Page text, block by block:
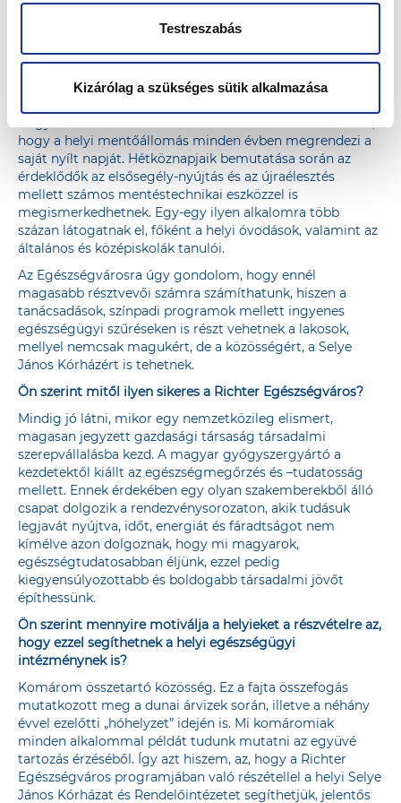
Testreszabás
Kizárólag a szükséges sütik alkalmazása
mellett a személyes higiénia fontosságáról, a
családalapításról, a közlekedési balesetek megelőzéséről,
mikéntjéről. A programhoz az adott év során számos
érdekes, interaktív, előadás és gyermekkoncert
kapcsolódik.
hogy a helyi mentőállomás minden évben megrendezi a
saját nyílt napját. Hétköznapjaik bemutatása során az
érdeklődők az elsősegély-nyújtás és az újraélesztés
mellett számos mentéstechnikai eszközzel is
megismerkedhetnek. Egy-egy ilyen alkalomra több
százan látogatnak el, főként a helyi óvodások, valamint az
általános és középiskolák tanulói.
Az Egészségvárosra úgy gondolom, hogy ennél
magasabb résztvevői számra számíthatunk, hiszen a
tanácsadások, színpadi programok mellett ingyenes
egészségügyi szűréseken is részt vehetnek a lakosok,
mellyel nemcsak magukért, de a közösségért, a Selye
János Kórházért is tehetnek.
Ön szerint mitől ilyen sikeres a Richter Egészségváros?
Mindig jó látni, mikor egy nemzetközileg elismert,
magasan jegyzett gazdasági társaság társadalmi
szerepvállalásba kezd. A magyar gyógyszergyártó a
kezdetektől kiállt az egészségmegőrzés és –tudatosság
mellett. Ennek érdekében egy olyan szakemberekből álló
csapat dolgozik a rendezvénysorozaton, akik tudásuk
legjavát nyújtva, időt, energiát és fáradtságot nem
kímélve azon dolgoznak, hogy mi magyarok,
egészségtudatosabban éljünk, ezzel pedig
kiegyensúlyozottabb és boldogabb társadalmi jövőt
építhessünk.
Ön szerint mennyire motiválja a helyieket a részvételre az,
hogy ezzel segíthetnek a helyi egészségügyi
intézménynek is?
Komárom összetartó közösség. Ez a fajta összefogás
mutatkozott meg a dunai árvizek során, illetve a néhány
évvel ezelőtti „hóhelyzet” idején is. Mi komáromiak
minden alkalommal példát tudunk mutatni az együvé
tartozás érzéséből. Így azt hiszem, az, hogy a Richter
Egészségváros programjában való részétellel a helyi Selye
János Kórházat és Rendelőintézetet segíthetjük, jelentős